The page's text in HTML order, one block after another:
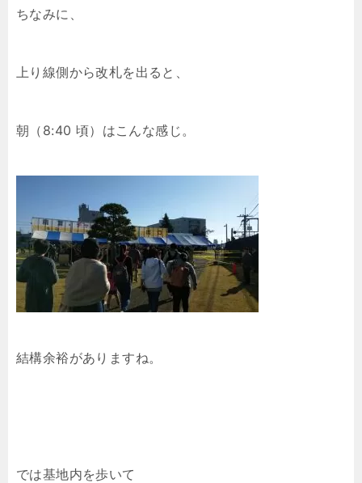
ちなみに、
上り線側から改札を出ると、
朝（8:40 頃）はこんな感じ。
結構余裕がありますね。
では基地内を歩いて